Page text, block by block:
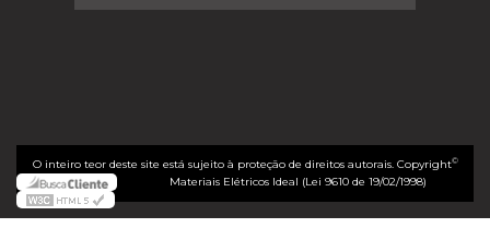
O inteiro teor deste site está sujeito à proteção de direitos autorais. Copyright©
Materiais Elétricos Ideal (Lei 9610 de 19/02/1998)